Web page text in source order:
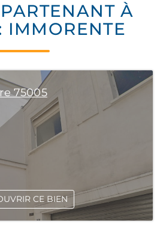
À
IMMORENTE
75005
CE BIEN